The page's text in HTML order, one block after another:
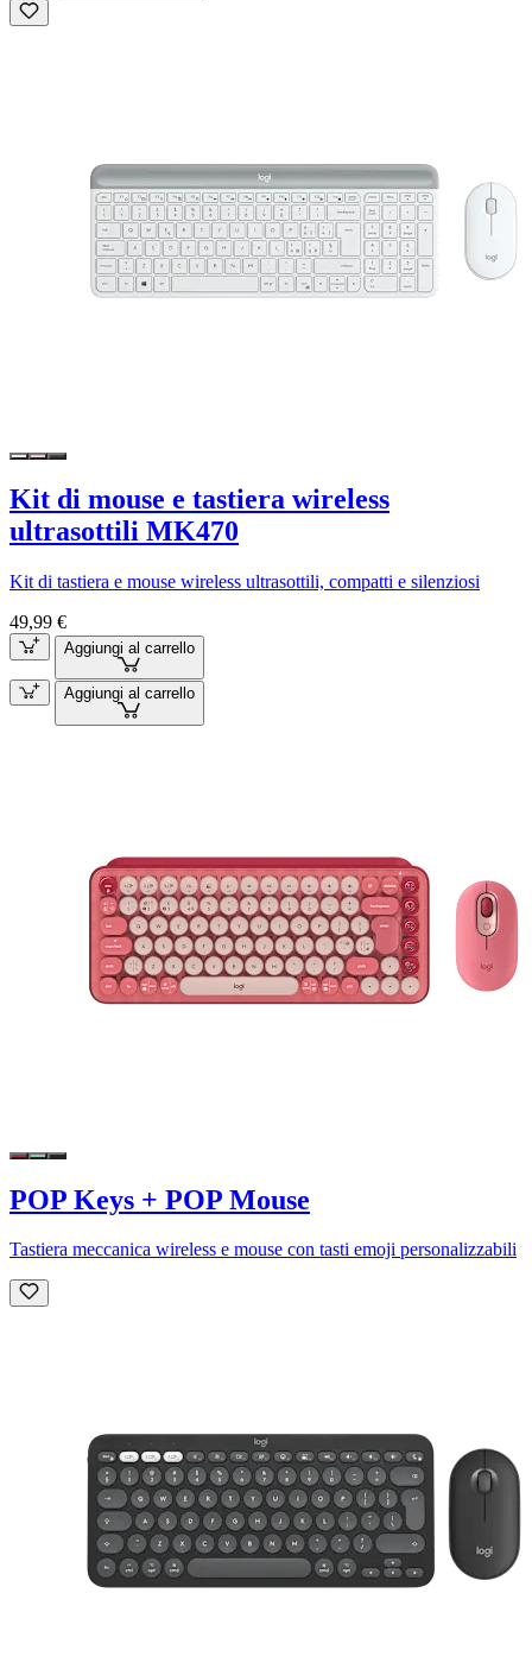
Kit di mouse e tastiera wireless
ultrasottili MK470
Kit di tastiera e mouse wireless ultrasottili, compatti e silenziosi
49,99 €
Aggiungi al carrello
Aggiungi al carrello
POP Keys + POP Mouse
Tastiera meccanica wireless e mouse con tasti emoji personalizzabili